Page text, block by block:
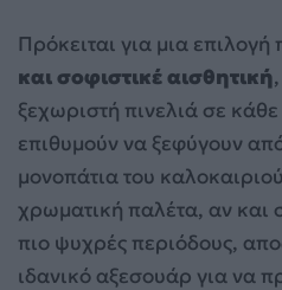
Πρόκειται για μια επιλογή
και σοφιστικέ αισθητική
ξεχωριστή πινελιά σε
επιθυμούν να ξεφύγουν
μονοπάτια του
χρωματική παλέτα, αν και
πιο ψυχρές περιόδους,
ιδανικό αξεσουάρ για να